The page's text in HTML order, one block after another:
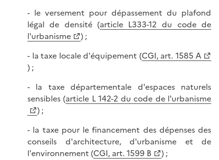
- le versement pour dépassement du plafond
légal de densité (article L333-12 du code de
l'urbanisme
) ;
- la taxe locale d'équipement (CGI, art. 1585 A
) ;
- la taxe départementale d'espaces naturels
sensibles (article L 142-2 du code de l'urbanisme
) ;
- la taxe pour le financement des dépenses des
conseils d'architecture, d'urbanisme et de
l'environnement (CGI, art. 1599 B
) ;